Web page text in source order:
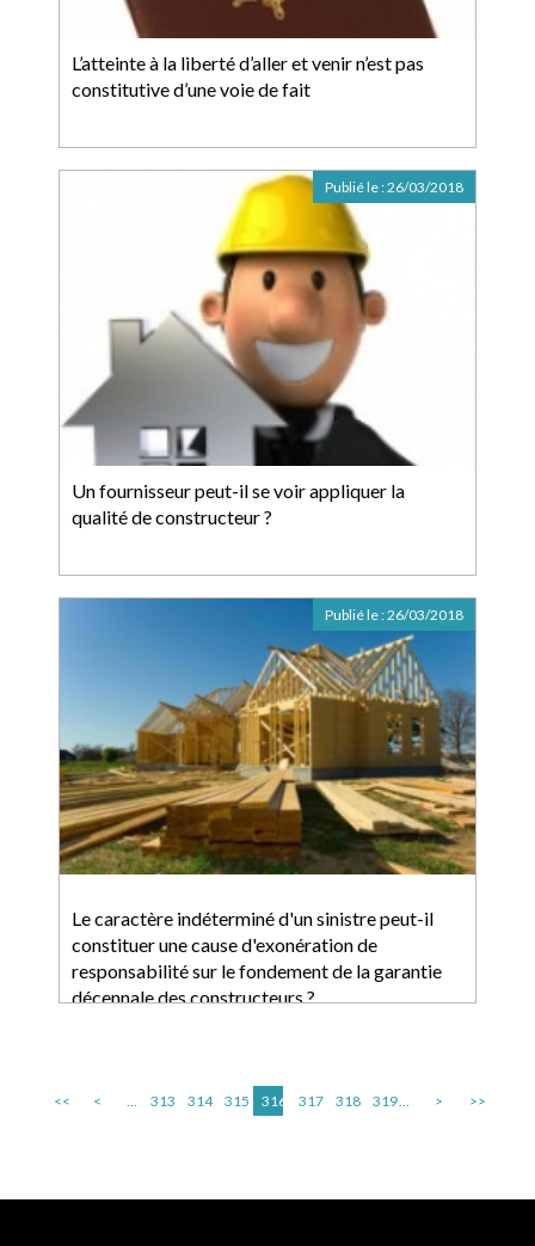
L’atteinte à la liberté d’aller et venir n’est pas
constitutive d’une voie de fait
Un fournisseur peut-il se voir appliquer la
qualité de constructeur ?
Publié le :26/03/2018
Le caractère indéterminé d'un sinistre peut-il
constituer une cause d'exonération de
responsabilité sur le fondement de la garantie
décennale des constructeurs ?
Publié le :26/03/2018
<< < ... 313 314 315 316 317 318 319... > >>